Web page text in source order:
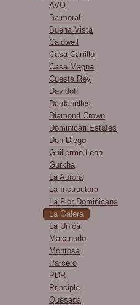
AVO
Balmoral
Buena Vista
Caldwell
Casa Carrillo
Casa Magna
Cuesta Rey
Davidoff
Dardanelles
Diamond Crown
Dominican Estates
Don Diego
Guillermo Leon
Gurkha
La Aurora
La Instructora
La Flor Dominicana
La Galera
La Unica
Macanudo
Montosa
Parcero
PDR
Principle
Quesada